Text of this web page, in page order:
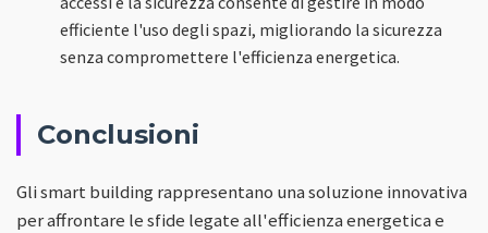
efficiente l'uso degli spazi, migliorando la sicurezza
senza compromettere l'efficienza energetica.
Conclusioni
Gli smart building rappresentano una soluzione innovativa
per affrontare le sfide legate all'efficienza energetica e